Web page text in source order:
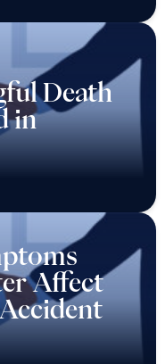
Death
in
Affect